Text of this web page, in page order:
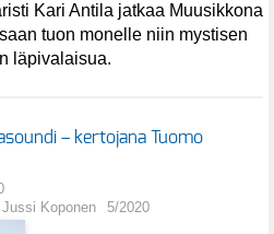
Kari Antila jatkaa Muusikkona
tuon monelle niin mystisen
läpivalaisua.
– kertojana Tuomo
Koponen
5/2020